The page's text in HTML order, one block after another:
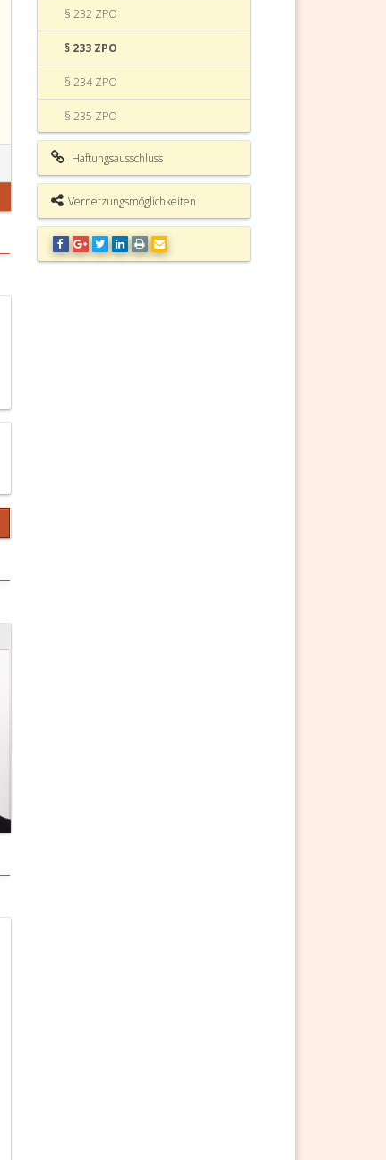
§ 232 ZPO
§ 233 ZPO
§ 234 ZPO
§ 235 ZPO
§ 236 ZPO
§ 237 ZPO
§ 238 ZPO
§ 239 ZPO
Haftungsausschluss
Vernetzungsmöglichkeiten